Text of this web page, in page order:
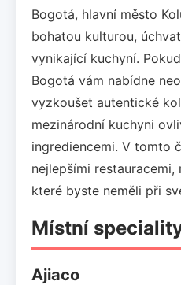
Bogotá, hlavní město
bohatou kulturou,
vynikající kuchyní.
Bogotá vám nabídne
vyzkoušet autentické
mezinárodní kuchyni
ingrediencemi. V tomto
nejlepšími
které byste neměli při
Místní
Ajiaco